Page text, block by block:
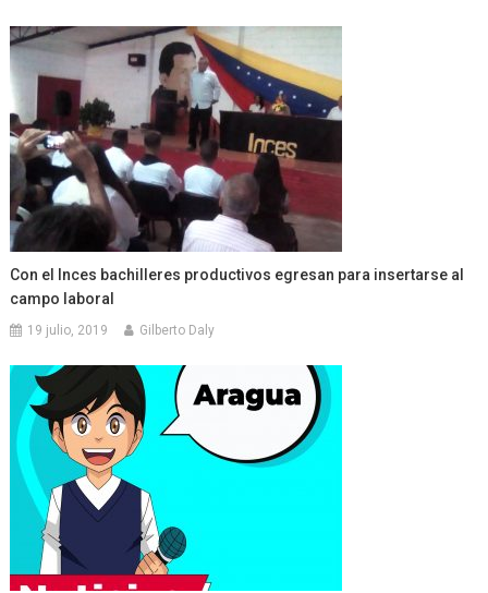
Con el Inces bachilleres productivos egresan para insertarse al
campo laboral
19 julio, 2019 Gilberto Daly